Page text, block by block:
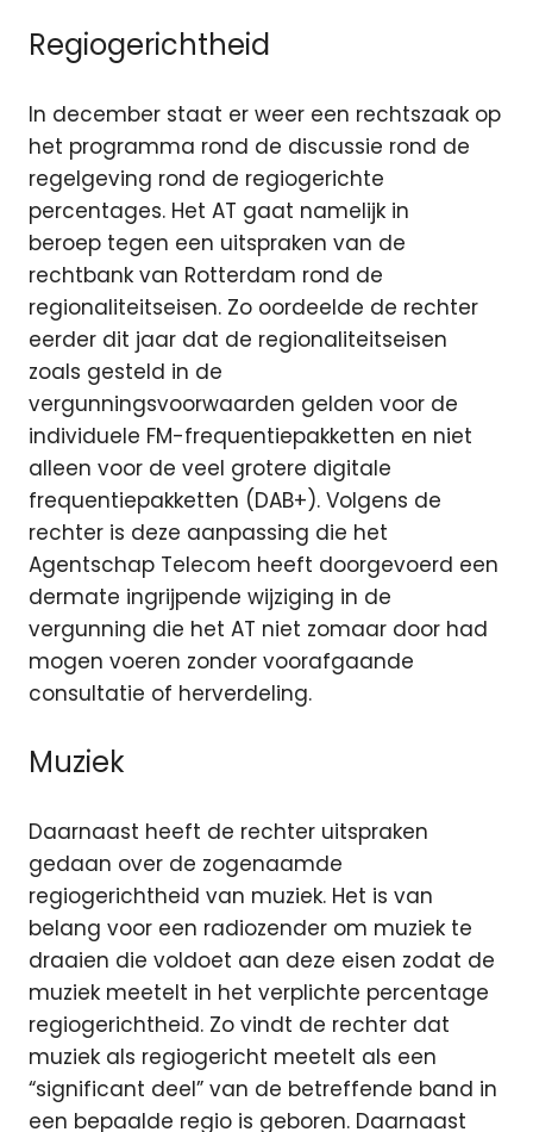
Regiogerichtheid
In december staat er weer een rechtszaak op
het programma rond de discussie rond de
regelgeving rond de regiogerichte
percentages. Het AT gaat namelijk in
beroep tegen een uitspraken van de
rechtbank van Rotterdam rond de
regionaliteitseisen. Zo oordeelde de rechter
eerder dit jaar dat de regionaliteitseisen
zoals gesteld in de
vergunningsvoorwaarden gelden voor de
individuele FM-frequentiepakketten en niet
alleen voor de veel grotere digitale
frequentiepakketten (DAB+). Volgens de
rechter is deze aanpassing die het
Agentschap Telecom heeft doorgevoerd een
dermate ingrijpende wijziging in de
vergunning die het AT niet zomaar door had
mogen voeren zonder voorafgaande
consultatie of herverdeling.
Muziek
Daarnaast heeft de rechter uitspraken
gedaan over de zogenaamde
regiogerichtheid van muziek. Het is van
belang voor een radiozender om muziek te
draaien die voldoet aan deze eisen zodat de
muziek meetelt in het verplichte percentage
regiogerichtheid. Zo vindt de rechter dat
muziek als regiogericht meetelt als een
“significant deel” van de betreffende band in
een bepaalde regio is geboren. Daarnaast